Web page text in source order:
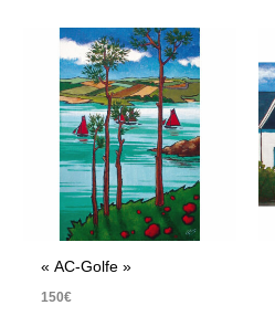
« AC-Golfe »
150€